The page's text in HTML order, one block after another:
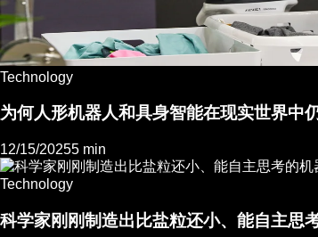
Technology
为何人形机器人和具身智能在现实世界中
12/15/20255 min
Technology
科学家刚刚制造出比盐粒还小、能自主思